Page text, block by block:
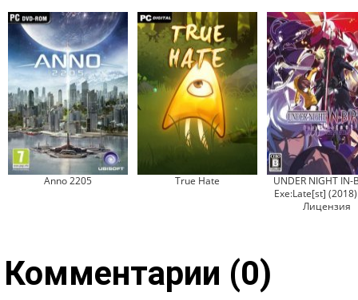
Anno 2205 True Hate
UNDER NIGHT IN-
Exe:Late[st]
Лицензия
Комментарии (0)